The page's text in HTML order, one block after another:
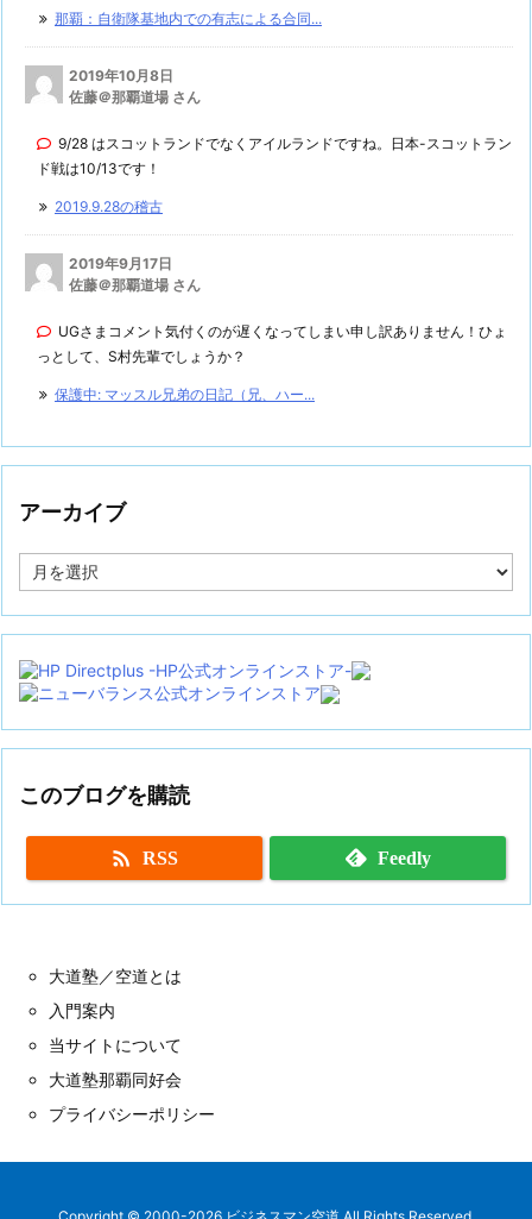
那覇：自衛隊基地内での有志による合同...
2019年10月8日
佐藤＠那覇道場 さん
9/28 はスコットランドでなくアイルランドですね。日本-スコットラン
ド戦は10/13です！
2019.9.28の稽古
2019年9月17日
佐藤＠那覇道場 さん
UGさまコメント気付くのが遅くなってしまい申し訳ありません！ひょ
っとして、S村先輩でしょうか？
保護中: マッスル兄弟の日記（兄、ハー...
アーカイブ
ー
イ
このブログを購読
 RSS Feedly
大道塾／空道とは
入門案内
当サイトについて
大道塾那覇同好会
プライバシーポリシー